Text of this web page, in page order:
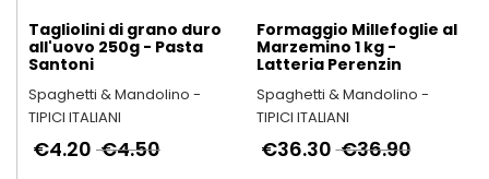
Tagliolini di grano duro
all'uovo 250g - Pasta
Santoni
Spaghetti & Mandolino -
TIPICI ITALIANI
€4.50
€4.20
Formaggio Millefoglie al
Marzemino 1 kg -
Latteria Perenzin
Spaghetti & Mandolino -
TIPICI ITALIANI
€36.90
€36.30